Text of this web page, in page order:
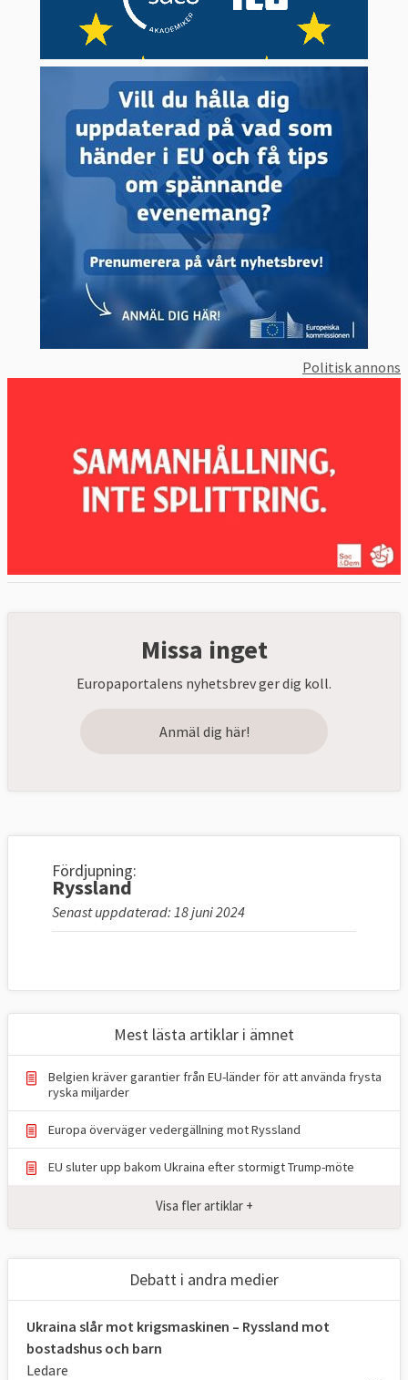
Politisk annons
Missa inget
Europaportalens nyhetsbrev ger dig koll.
Anmäl dig här!
Fördjupning:
Ryssland
Senast uppdaterad: 18 juni 2024
Mest lästa artiklar i ämnet
Belgien kräver garantier från EU-länder för att använda frysta
ryska miljarder
Europa överväger vedergällning mot Ryssland
EU sluter upp bakom Ukraina efter stormigt Trump-möte
Visa fler artiklar +
Debatt i andra medier
Ukraina slår mot krigsmaskinen – Ryssland mot
bostadshus och barn
Ledare